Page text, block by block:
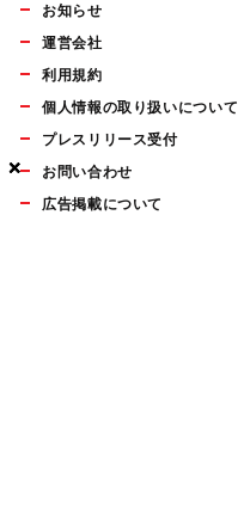
×
×
×
お知らせ
運営会社
利用規約
個人情報の取り扱いについて
プレスリリース受付
お問い合わせ
広告掲載について